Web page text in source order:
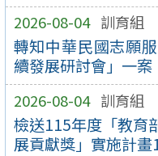
2026-08-04 訓育組
轉知中華民國志願
續發展研討會」一案
2026-08-04 訓育組
檢送115年度「教育
展貢獻獎」實施計畫